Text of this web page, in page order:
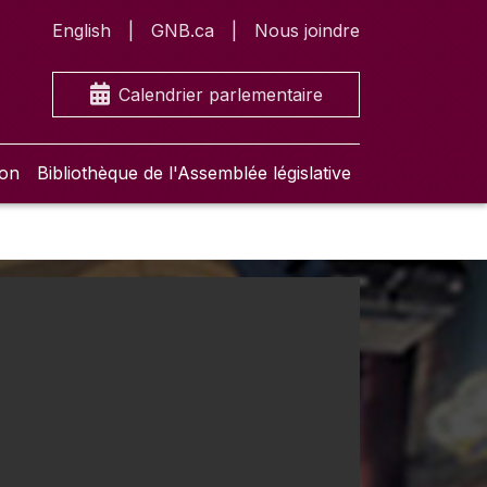
English GNB.ca Nous joindre
Calendrier parlementaire
Bibliothèque de l'Assemblée législative